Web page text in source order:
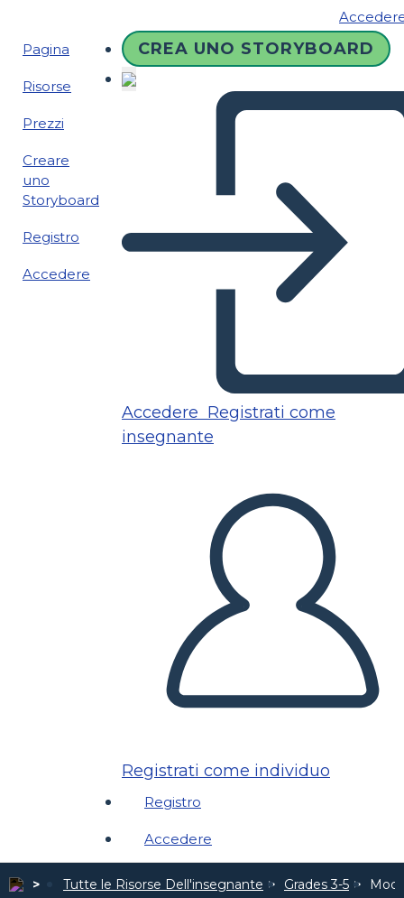
Pagina
Risorse
Prezzi
Creare
uno
Storyboard
Registro
Accedere
CREA UNO STORYBOARD
Accedere Registrati come
insegnante
Registrati come individuo
Registro
Accedere
Tutte le Risorse Dell'insegnante Grades 3-5